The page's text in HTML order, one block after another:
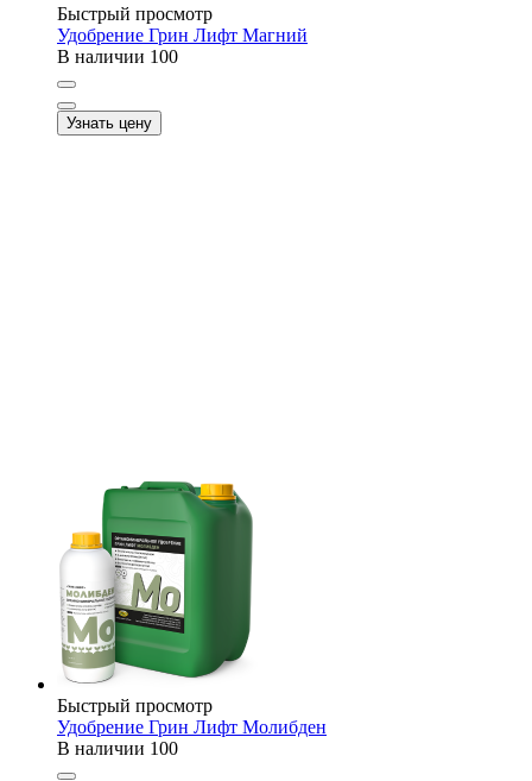
Быстрый просмотр
Удобрение Грин Лифт Магний
В наличии 100
Узнать цену
Быстрый просмотр
Удобрение Грин Лифт Молибден
В наличии 100